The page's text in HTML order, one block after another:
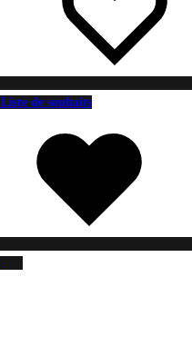
Liste de souhaits